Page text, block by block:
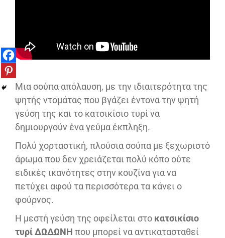
Μια σούπα απόλαυση, με την ιδιαιτερότητα της
ψητής ντομάτας που βγάζει έντονα την ψητή
γεύση της και το κατσικίσιο τυρί να
δημιουργούν ένα γεύμα έκπληξη.
Πολύ χορταστική, πλούσια σούπα με ξεχωριστό
άρωμα που δεν χρειάζεται πολύ κόπο ούτε
ειδικές ικανότητες στην κουζίνα για να
πετύχει αφού τα περισσότερα τα κάνει ο
φούρνος.
Η μεστή γεύση της οφείλεται στο κατσικίσιο
τυρί ΔΩΔΩΝΗ που μπορεί να αντικατασταθεί